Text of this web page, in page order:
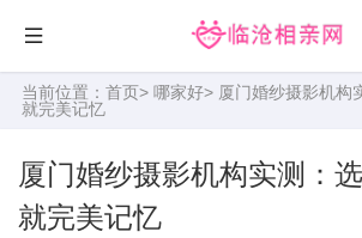
当前位置： 首页> 哪家好> 厦门婚纱摄影机构
就完美记忆
厦门婚纱摄影机构实测：
就完美记忆